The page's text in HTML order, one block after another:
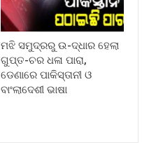
ମଝି ସମୁଦ୍ରରୁ ଉ-ଦ୍ଧାର ହେଲା
ଗୁପ୍ତ-ଚର ଧଳା ପାରା,
ଡେଣାରେ ପାକିସ୍ତାନୀ ଓ
ବାଂଲାଦେଶୀ ଭାଷା